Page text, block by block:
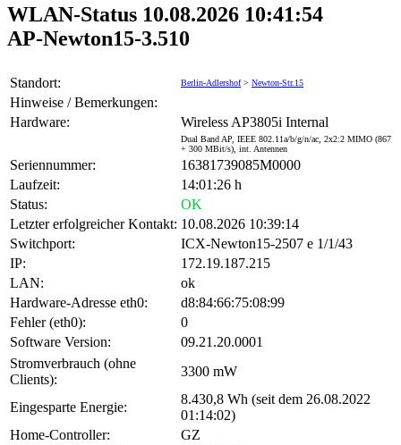
WLAN-Status 10.08.2026 10:41:54
AP-Newton15-3.510
Standort: Berlin-Adlershof> Newton-Str.15
Hinweise / Bemerkungen:
Hardware:
Wireless AP3805i Internal
Dual Band AP, IEEE 802.11a/b/g/n/ac, 2x2:2 MIMO (867
+ 300 MBit/s), int. Antennen
Seriennummer:
16381739085M0000
Laufzeit:
14:01:26 h
Status:
OK
Letzter erfolgreicher Kontakt: 10.08.2026 10:39:14
Switchport:
ICX-Newton15-2507 e 1/1/43
IP:
172.19.187.215
LAN:
ok
Hardware-Adresse eth0:
d8:84:66:75:08:99
Fehler (eth0):
0
Software Version:
09.21.20.0001
Stromverbrauch (ohne
Clients):
3300 mW
Eingesparte Energie:
8.430,8 Wh (seit dem 26.08.2022
01:14:02)
Home-Controller:
GZ